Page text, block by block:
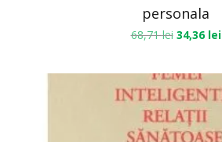
personala
68,71lei 34,36 lei